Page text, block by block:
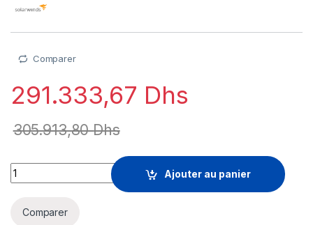
Comparer
291.333,67 Dhs
305.913,80Dhs
SolarWinds Hybrid Cloud Observability Advanced - mise à
Ajouter au panier
Comparer